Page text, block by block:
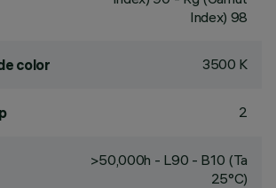
Index) 98
color 3500 K
2
>50,000h - L90 - B10 (Ta
25°C)